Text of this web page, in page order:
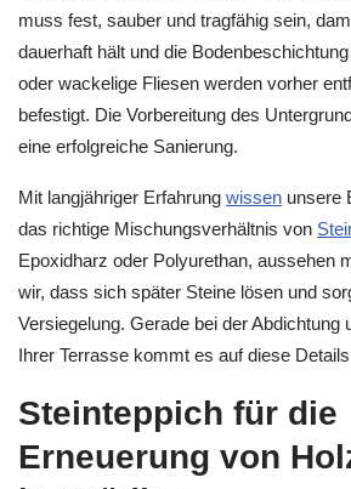
muss fest, sauber und tragfähig sein,
dauerhaft hält und die
oder wackelige Fliesen werden vorher
befestigt. Die Vorbereitung des
eine erfolgreiche Sanierung.
Mit langjähriger Erfahrung wissen unsere
das richtige Mischungsverhältnis von
Epoxidharz oder Polyurethan, aussehen
wir, dass sich später Steine lösen und
Versiegelung. Gerade bei der Abdichtung
Ihrer Terrasse kommt es auf diese
Steinteppich für die
Erneuerung von